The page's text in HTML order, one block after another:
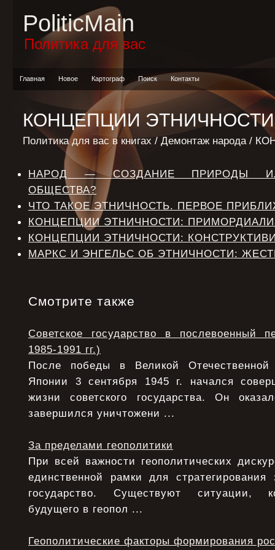
PoliticMain
Политика для вас
Главная Новое Картограф Поиск Контакты
КОНЦЕПЦИИ ЭТНИЧНОСТИ
Политика для вас в книгах / Демонтаж народа/
НАРОД — СОЗДАНИЕ ПРИРОДЫ
ОБЩЕСТВА?
ЧТО ТАКОЕ ЭТНИЧНОСТЬ. ПЕРВОЕ
КОНЦЕПЦИИ ЭТНИЧНОСТИ:
КОНЦЕПЦИИ ЭТНИЧНОСТИ:
МАРКС И ЭНГЕЛЬС ОБ ЭТНИЧНОСТИ:
Смотрите также
Советское государство в послевоенный
1985-1991 гг.)
После победы в Великой
Японии 3 сентября 1945 г. начался
жизни советского государства. Он
завершился уничтожени ...
За пределами геополитики
При всей важности геополитических
единственной рамки для
государство. Существуют ситуации,
будущего в геопол ...
Геополитические факторы формирования